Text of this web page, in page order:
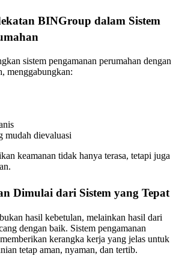
BINGroup dalam Sistem
sistem pengamanan perumahan dengan
menggabungkan:
mudah dievaluasi
keamanan tidak hanya terasa, tetapi juga
Dimulai dari Sistem yang Tepat
hasil kebetulan, melainkan hasil dari
dengan baik. Sistem pengamanan
kerangka kerja yang jelas untuk
tetap aman, nyaman, dan tertib.